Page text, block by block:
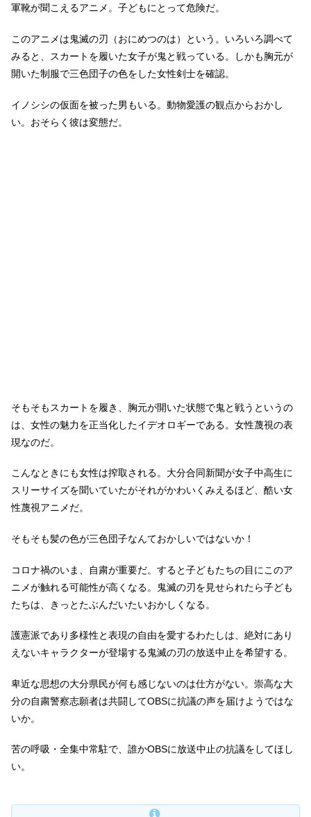
軍靴が聞こえるアニメ。子どもにとって危険だ。
このアニメは鬼滅の刃（おにめつのは）という。いろいろ調べて
みると、スカートを履いた女子が鬼と戦っている。しかも胸元が
開いた制服で三色団子の色をした女性剣士を確認。
イノシシの仮面を被った男もいる。動物愛護の観点からおかし
い。おそらく彼は変態だ。
そもそもスカートを履き、胸元が開いた状態で鬼と戦うというの
は、女性の魅力を正当化したイデオロギーである。女性蔑視の表
現なのだ。
こんなときにも女性は搾取される。大分合同新聞が女子中高生に
スリーサイズを聞いていたがそれがかわいくみえるほど、酷い女
性蔑視アニメだ。
そもそも髪の色が三色団子なんておかしいではないか！
コロナ禍のいま、自粛が重要だ。すると子どもたちの目にこのア
ニメが触れる可能性が高くなる。鬼滅の刃を見せられたら子ども
たちは、きっとたぶんだいたいおかしくなる。
護憲派であり多様性と表現の自由を愛するわたしは、絶対にあり
えないキャラクターが登場する鬼滅の刃の放送中止を希望する。
卑近な思想の大分県民が何も感じないのは仕方がない。崇高な大
分の自粛警察志願者は共闘してOBSに抗議の声を届けようではな
いか。
苦の呼吸・全集中常駐で、誰かOBSに放送中止の抗議をしてほし
い。